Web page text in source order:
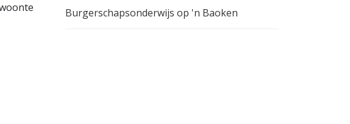
Burgerschapsonderwijs op 'n Baoken